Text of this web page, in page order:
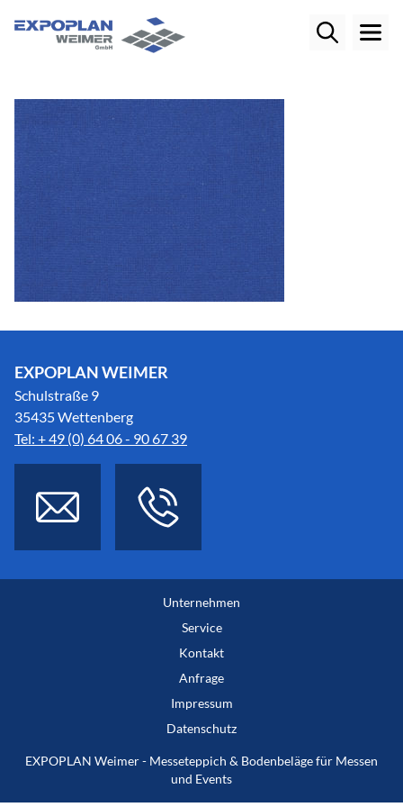
EXPOPLAN WEIMER
Schulstraße 9
35435 Wettenberg
Tel: + 49 (0) 64 06 - 90 67 39
Unternehmen
Service
Kontakt
Anfrage
Impressum
Datenschutz
EXPOPLAN Weimer - Messeteppich & Bodenbeläge für Messen
und Events